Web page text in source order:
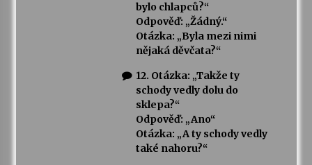
bylo chlapců?“
Odpověď: „Žádný.“
Otázka: „Byla mezi nimi
nějaká děvčata?“
12. Otázka: „Takže ty
schody vedly dolu do
sklepa?“
Odpověď: „Ano“
Otázka: „A ty schody vedly
také nahoru?“